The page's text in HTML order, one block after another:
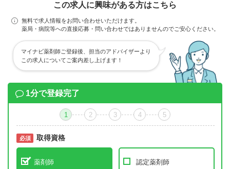
この求人に興味がある方はこちら
無料で求人情報をお問い合わせいただけます。
薬局・病院等への直接応募・問い合わせではありませんのでご安心ください。
マイナビ薬剤師ご登録後、担当のアドバイザーより
この求人についてご案内差し上げます！
1分で登録完了
1 2 3 4 5
必須 取得資格
薬剤師 認定薬剤師